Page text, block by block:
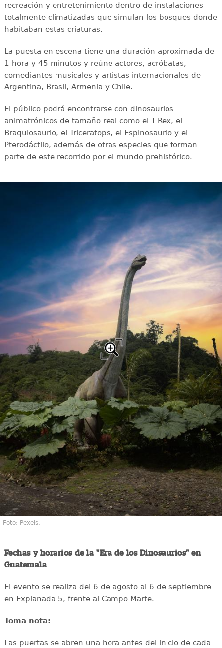
recreación y entretenimiento dentro de instalaciones
totalmente climatizadas que simulan los bosques donde
habitaban estas criaturas.
La puesta en escena tiene una duración aproximada de
1 hora y 45 minutos y reúne actores, acróbatas,
comediantes musicales y artistas internacionales de
Argentina, Brasil, Armenia y Chile.
El público podrá encontrarse con dinosaurios
animatrónicos de tamaño real como el T-Rex, el
Braquiosaurio, el Triceratops, el Espinosaurio y el
Pterodáctilo, además de otras especies que forman
parte de este recorrido por el mundo prehistórico.
Foto: Pexels.
Fechas y horarios de la "Era de los Dinosaurios" en
Guatemala
El evento se realiza del 6 de agosto al 6 de septiembre
en Explanada 5, frente al Campo Marte.
Toma nota:
Las puertas se abren una hora antes del inicio de cada